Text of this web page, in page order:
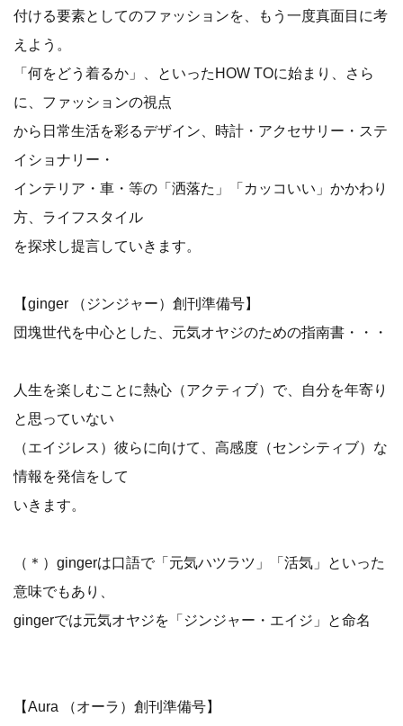
付ける要素としてのファッションを、もう一度真面目に考
えよう。
「何をどう着るか」、といったHOW TOに始まり、さら
に、ファッションの視点
から日常生活を彩るデザイン、時計・アクセサリー・ステ
イショナリー・
インテリア・車・等の「洒落た」「カッコいい」かかわり
方、ライフスタイル
を探求し提言していきます。
【ginger （ジンジャー）創刊準備号】
団塊世代を中心とした、元気オヤジのための指南書・・・
人生を楽しむことに熱心（アクティブ）で、自分を年寄り
と思っていない
（エイジレス）彼らに向けて、高感度（センシティブ）な
情報を発信をして
いきます。
（＊）gingerは口語で「元気ハツラツ」「活気」といった
意味でもあり、
gingerでは元気オヤジを「ジンジャー・エイジ」と命名
【Aura （オーラ）創刊準備号】